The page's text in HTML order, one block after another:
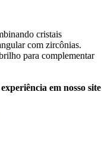
cristais
com zircônias.
para complementar
em nosso site